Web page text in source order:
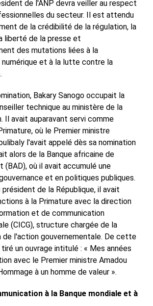
de l'ANP devra veiller au respect
du secteur. Il est attendu
de la crédibilité de la régulation, la
liberté de la presse et
des mutations liées à la
et à la lutte contre la
Bakary Sanogo occupait la
technique au ministère de la
Il avait auparavant servi comme
où le Premier ministre
l'avait appelé dès sa nomination
alors de la Banque africaine de
(BAD), où il avait accumulé une
et en politiques publiques.
président de la République, il avait
à la Primature avec la direction
et de communication
(CICG), structure chargée de la
de l'action gouvernementale. De cette
un ouvrage intitulé : « Mes années
avec le Premier ministre Amadou
à un homme de valeur ».
à la Banque mondiale et à